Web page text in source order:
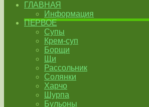
ГЛАВНАЯ
Информация
ПЕРВОЕ
Супы
Крем-суп
Борщи
Щи
Рассольник
Солянки
Харчо
Шурпа
Бульоны